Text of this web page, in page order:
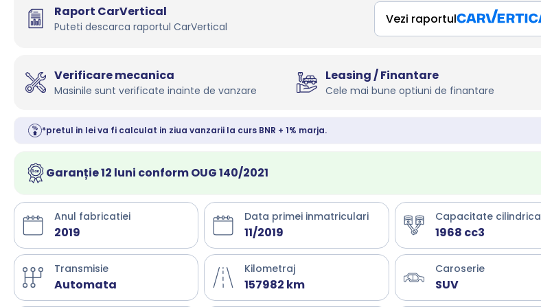
Raport CarVertical
Puteti descarca raportul CarVertical
Vezi raportul
Verificare mecanica
Masinile sunt verificate inainte de vanzare
Leasing / Finantare
Cele mai bune optiuni de finantare
*pretul in lei va fi calculat in ziua vanzarii la curs BNR + 1% marja.
Garanție 12 luni conform OUG 140/2021
Anul fabricatiei
2019
Data primei inmatriculari
11/2019
Capacitate cilindrica
1968 cc3
Transmisie
Automata
Kilometraj
157982 km
Caroserie
SUV